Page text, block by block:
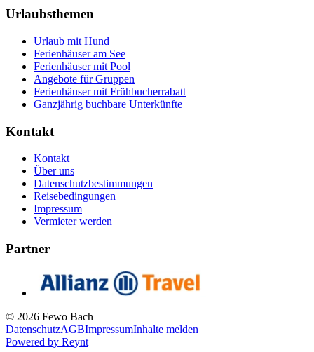
Urlaubsthemen
Urlaub mit Hund
Ferienhäuser am See
Ferienhäuser mit Pool
Angebote für Gruppen
Ferienhäuser mit Frühbucherrabatt
Ganzjährig buchbare Unterkünfte
Kontakt
Kontakt
Über uns
Datenschutzbestimmungen
Reisebedingungen
Impressum
Vermieter werden
Partner
© 2026 Fewo Bach
DatenschutzAGBImpressumInhalte melden
Powered by Reynt